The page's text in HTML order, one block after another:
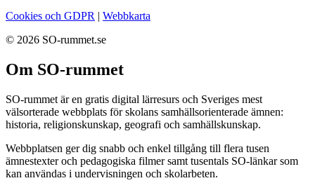
Cookies och GDPR | Webbkarta
© 2026 SO-rummet.se
Om SO-rummet
SO-rummet är en gratis digital lärresurs och Sveriges mest
välsorterade webbplats för skolans samhällsorienterade ämnen:
historia, religionskunskap, geografi och samhällskunskap.
Webbplatsen ger dig snabb och enkel tillgång till flera tusen
ämnestexter och pedagogiska filmer samt tusentals SO-länkar som
kan användas i undervisningen och skolarbeten.